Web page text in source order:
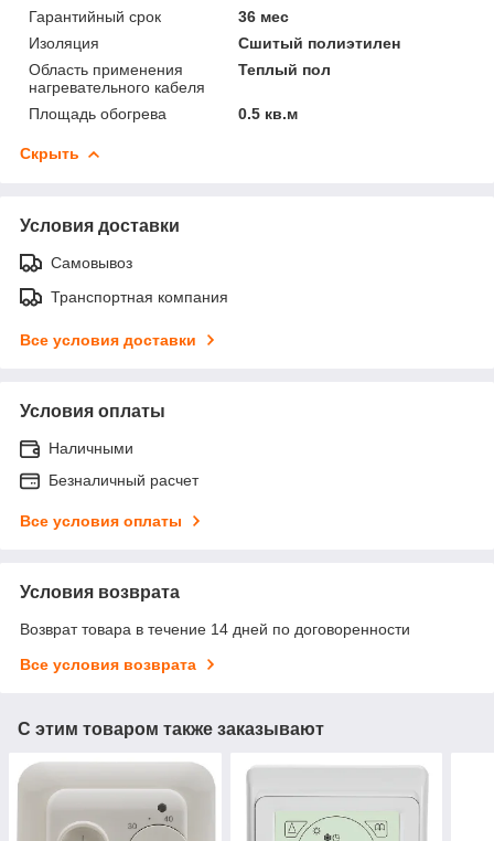
Гарантийный срок
36 мес
Изоляция
Сшитый полиэтилен
Область применения
нагревательного кабеля
Теплый пол
Площадь обогрева 0.5 кв.м
Скрыть
Условия доставки
Самовывоз
Транспортная компания
Все условия доставки
Условия оплаты
Наличными
Безналичный расчет
Все условия оплаты
Условия возврата
Возврат товара в течение 14 дней по договоренности
Все условия возврата
С этим товаром также заказывают